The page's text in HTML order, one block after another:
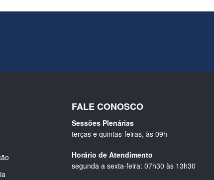
FALE CONOSCO
Sessões Plenárias
terças e quintas-feiras, às 09h
Horário de Atendimento
segunda a sexta-feira: 07h30 às 13h30